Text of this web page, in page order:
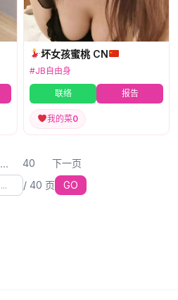
坏女孩蜜桃 CN
#JB自由身
联络 报告
我的菜0
... 40
下一页
/ 40 页 GO